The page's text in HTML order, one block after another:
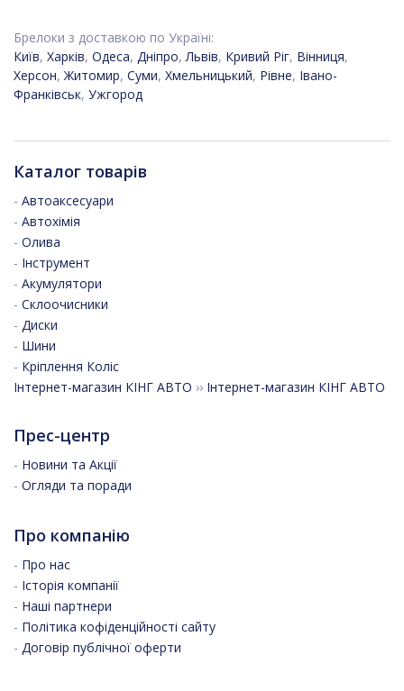
Брелоки з доставкою по Україні:
Київ, Харків, Одеса, Дніпро,Львів, Кривий Ріг, Вінниця,
Херсон,Житомир, Суми, Хмельницький, Рівне, Івано-
Франківськ, Ужгород
Каталог товарів
- Автоаксесуари
- Автохімія
- Олива
- Інструмент
- Акумулятори
- Склоочисники
- Диски
- Шини
- Кріплення Коліс
Інтернет-магазин КІНГ АВТО ›› Інтернет-магазин КІНГ АВТО
Прес-центр
- Новини та Акції
- Огляди та поради
Про компанію
- Про нас
- Історія компанії
- Наші партнери
- Політика кофіденційності сайту
- Договір публічної оферти